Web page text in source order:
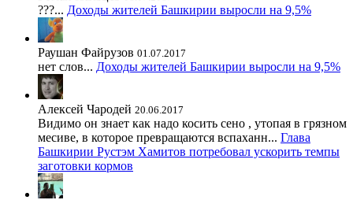
???... Доходы жителей Башкирии выросли на 9,5%
Раушан Файрузов 01.07.2017
нет слов... Доходы жителей Башкирии выросли на 9,5%
Алексей Чародей 20.06.2017
Видимо он знает как надо косить сено , утопая в грязном
месиве, в которое превращаются вспаханн... Глава
Башкирии Рустэм Хамитов потребовал ускорить темпы
заготовки кормов